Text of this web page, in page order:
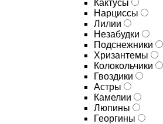
Кактусы
Нарциссы
Лилии
Незабудки
Подснежники
Хризантемы
Колокольчики
Гвоздики
Астры
Камелии
Люпины
Георгины